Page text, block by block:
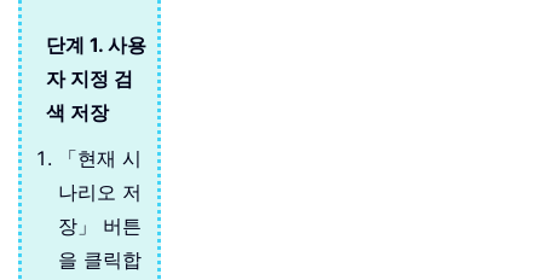
단계 1. 사용
자 지정 검
색 저장
「현재 시
나리오 저
장」 버튼
을 클릭합